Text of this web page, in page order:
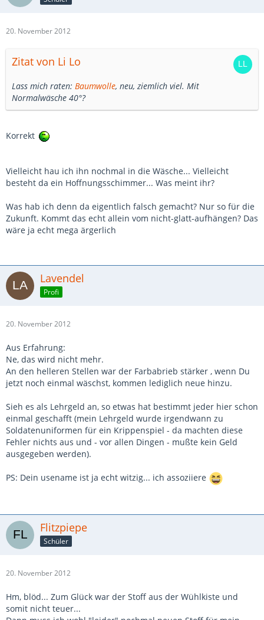
20. November 2012
Zitat von Li Lo
Lass mich raten: Baumwolle, neu, ziemlich viel. Mit
Normalwäsche 40°?
Korrekt
Vielleicht hau ich ihn nochmal in die Wäsche... Vielleicht
besteht da ein Hoffnungsschimmer... Was meint ihr?
Was hab ich denn da eigentlich falsch gemacht? Nur so für die
Zukunft. Kommt das echt allein vom nicht-glatt-aufhängen? Das
wäre ja echt mega ärgerlich
Lavendel
Profi
20. November 2012
Aus Erfahrung:
Ne, das wird nicht mehr.
An den helleren Stellen war der Farbabrieb stärker , wenn Du
jetzt noch einmal wäschst, kommen lediglich neue hinzu.
Sieh es als Lehrgeld an, so etwas hat bestimmt jeder hier schon
einmal geschafft (mein Lehrgeld wurde irgendwann zu
Soldatenuniformen für ein Krippenspiel - da machten diese
Fehler nichts aus und - vor allen Dingen - mußte kein Geld
ausgegeben werden).
PS: Dein usename ist ja echt witzig... ich assoziiere
Flitzpiepe
Schüler
20. November 2012
Hm, blöd... Zum Glück war der Stoff aus der Wühlkiste und
somit nicht teuer...